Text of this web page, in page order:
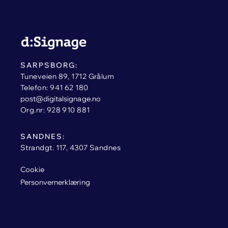
SARPSBORG:
Tuneveien 89, 1712 Grålum
Telefon: 941 62 180
post@digitalsignage.no
Org.nr: 928 910 881
SANDNES:
Strandgt. 117, 4307 Sandnes
Cookie
Personvernerklæring